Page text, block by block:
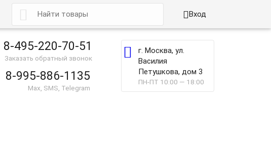
 Вход
8-495-220-70-51
Заказать обратный звонок
8-995-886-1135
Max, SMS, Telegram

г. Москва, ул.
Василия
Петушкова, дом 3
ПН-ПТ 10:00 — 18:00